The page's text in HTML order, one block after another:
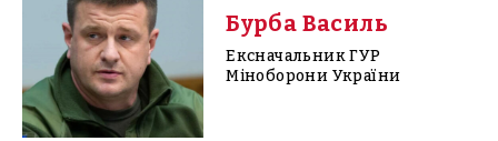
Бурба Василь
Ексначальник ГУР
Міноборони України